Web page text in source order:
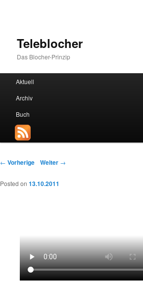
Teleblocher
Das Blocher-Prinzip
HauptmenüZum Inhalt wechseln
Zum sekundären Inhalt wechseln
Aktuell
Archiv
Buch
Beitrags-Navigation
← Vorherige Weiter →
Posted on 13.10.2011